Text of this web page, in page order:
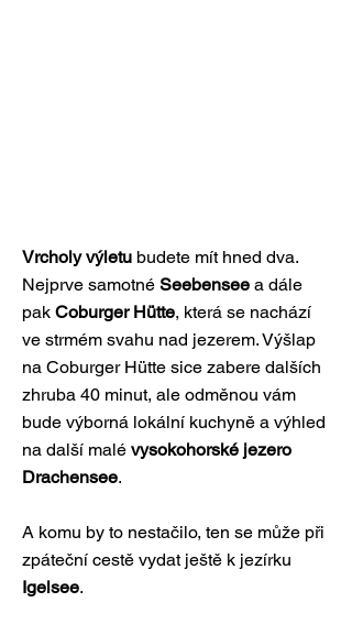
Vrcholy výletu budete mít hned dva.
Nejprve samotné Seebensee a dále
pak Coburger Hütte, která se nachází
ve strmém svahu nad jezerem. Výšlap
na Coburger Hütte sice zabere dalších
zhruba 40 minut, ale odměnou vám
bude výborná lokální kuchyně a výhled
na další malé vysokohorské jezero
Drachensee.
A komu by to nestačilo, ten se může při
zpáteční cestě vydat ještě k jezírku
Igelsee.